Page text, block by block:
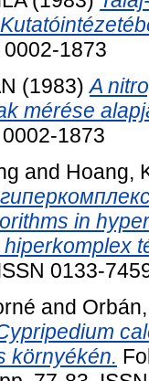
1873
(1983)A
mérése
1873
and Hoang,
in
0133-
and
környékén.